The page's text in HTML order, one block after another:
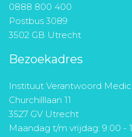
0888 800 400
Postbus 3089
3502 GB Utrecht
Bezoekadres
Instituut Verantwoord
Churchilllaan 11
3527 GV Utrecht
Maandag t/m vrijdag: 9.00 -